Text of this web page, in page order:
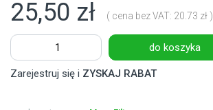
25,50 zł ( cena bez VAT: 20.73 zł )
do koszyka
Zarejestruj się i ZYSKAJ RABAT